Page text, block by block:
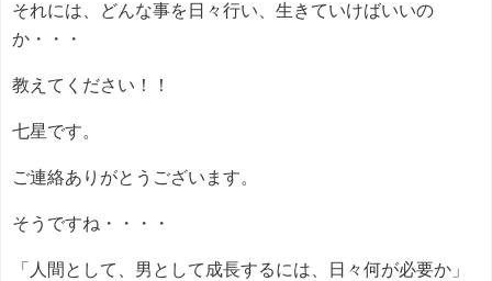
それには、どんな事を日々行い、生きていけばいいの
か・・・
教えてください！！
七星です。
ご連絡ありがとうございます。
そうですね・・・・
「人間として、男として成長するには、日々何が必要か」